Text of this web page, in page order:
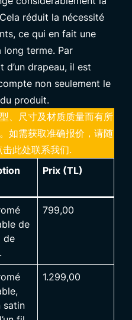
réduit la nécessité
ce qui en fait une
terme. Par
d’un drapeau, il est
non seulement le
produit.
、尺寸及材质质量而有所
如需获取准确报价，请随
击此处联系我们.
Prix (TL)
de
de
799,00
satin
1.299,00